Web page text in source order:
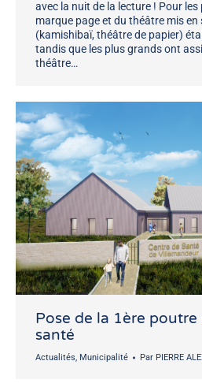
avec la nuit de la lecture ! Pour
marque page et du théâtre mis en
(kamishibaï, théâtre de papier)
tandis que les plus grands ont
théâtre…
Pose de la 1ère
santé
Actualités, Municipalité Par PIERRE